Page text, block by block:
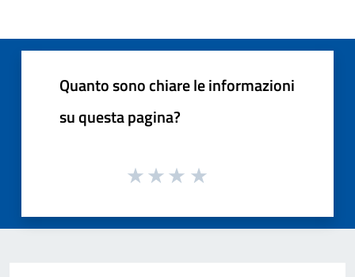
Quanto sono chiare le informazioni
su questa pagina?